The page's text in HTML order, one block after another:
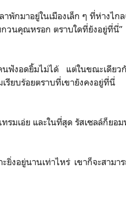
พักมาอยู่ในเมืองเล็ก ๆ ที่ห่างไก
กวนคุณหรอก ตราบใดที่ยังอยู่ที่นี่”
นฟังอดยิ้มไม่ได้ แต่ในขณะเดีย
รียบร้อยตราบที่เขายังคงอยู่ที่นี่
รมเอ่ย และในที่สุด รัสเซลล์ก็ยอ
ยิ่งอยู่นานเท่าไหร่ เขาก็จะสามา